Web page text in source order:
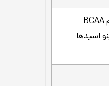
حاوی 24 گرم پروتئین شامل: 5 گرم BCAA
آمینو اسیدها